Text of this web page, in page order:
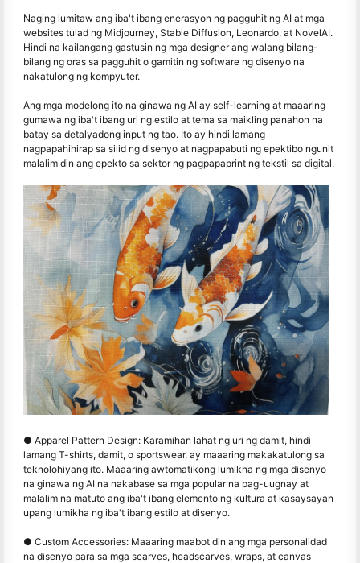
Naging lumitaw ang iba't ibang enerasyon ng pagguhit ng AI at mga
websites tulad ng Midjourney, Stable Diffusion, Leonardo, at NovelAI.
Hindi na kailangang gastusin ng mga designer ang walang bilang-
bilang ng oras sa pagguhit o gamitin ng software ng disenyo na
nakatulong ng kompyuter.
Ang mga modelong ito na ginawa ng AI ay self-learning at maaaring
gumawa ng iba't ibang uri ng estilo at tema sa maikling panahon na
batay sa detalyadong input ng tao. Ito ay hindi lamang
nagpapahihirap sa silid ng disenyo at nagpapabuti ng epektibo ngunit
malalim din ang epekto sa sektor ng pagpapaprint ng tekstil sa digital.
● Apparel Pattern Design: Karamihan lahat ng uri ng damit, hindi
lamang T-shirts, damit, o sportswear, ay maaaring makakatulong sa
teknolohiyang ito. Maaaring awtomatikong lumikha ng mga disenyo
na ginawa ng AI na nakabase sa mga popular na pag-uugnay at
malalim na matuto ang iba't ibang elemento ng kultura at kasaysayan
upang lumikha ng iba't ibang estilo at disenyo.
● Custom Accessories: Maaaring maabot din ang mga personalidad
na disenyo para sa mga scarves, headscarves, wraps, at canvas